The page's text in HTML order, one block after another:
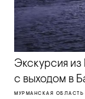
Экскурсия
с выходом в
МУРМАНСКАЯ ОБЛАСТЬ